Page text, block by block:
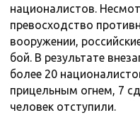
националистов.
превосходство
вооружении,
бой. В результате
более 20
прицельным огнем, 7
человек отступили.